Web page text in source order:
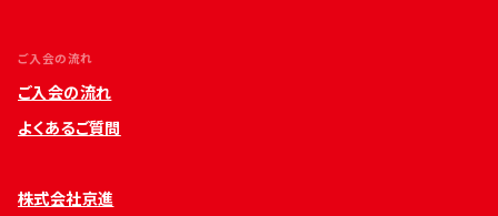
ご入会の流れ
ご入会の流れ
よくあるご質問
株式会社京進